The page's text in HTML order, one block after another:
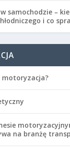
samochodzie –
i co
motoryzacja?
na branżę